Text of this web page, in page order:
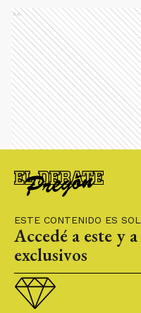
ESTE CONTENIDO ES
Accedé a este y
exclusivos
Ads